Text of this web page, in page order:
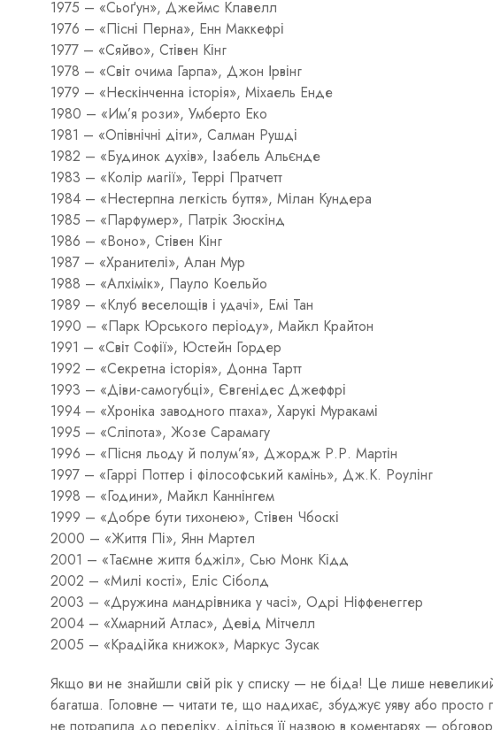
1975 – «Сьоґун», Джеймс Клавелл
1976 – «Пісні Перна», Енн Маккефрі
1977 – «Сяйво», Стівен Кінг
1978 – «Світ очима Гарпа», Джон Ірвінг
1979 – «Нескінченна історія», Міхаель Енде
1980 – «Им’я рози», Умберто Еко
1981 – «Опівнічні діти», Салман Рушді
1982 – «Будинок духів», Ізабель Альєнде
1983 – «Колір магії», Террі Пратчетт
1984 – «Нестерпна легкість буття», Мілан Кундера
1985 – «Парфумер», Патрік Зюскінд
1986 – «Воно», Стівен Кінг
1987 – «Хранителі», Алан Мур
1988 – «Алхімік», Пауло Коельйо
1989 – «Клуб веселощів і удачі», Емі Тан
1990 – «Парк Юрського періоду», Майкл Крайтон
1991 – «Світ Софії», Юстейн Гордер
1992 – «Секретна історія», Донна Тартт
1993 – «Діви-самогубці», Євгенідес Джеффрі
1994 – «Хроніка заводного птаха», Харукі Муракамі
1995 – «Сліпота», Жозе Сарамагу
1996 – «Пісня льоду й полум’я», Джордж Р.Р. Мартін
1997 – «Гаррі Поттер і філософський камінь», Дж.К. Роулінг
1998 – «Години», Майкл Каннінгем
1999 – «Добре бути тихонею», Стівен Чбоскі
2000 – «Життя Пі», Янн Мартел
2001 – «Таємне життя бджіл», Сью Монк Кідд
2002 – «Милі кості», Еліс Сіболд
2003 – «Дружина мандрівника у часі», Одрі Ніффенеггер
2004 – «Хмарний Атлас», Девід Мітчелл
2005 – «Крадійка книжок», Маркус Зусак
Якщо ви не знайшли свій рік у списку — не біда! Це лише невеликий
багатша. Головне — читати те, що надихає, збуджує уяву або